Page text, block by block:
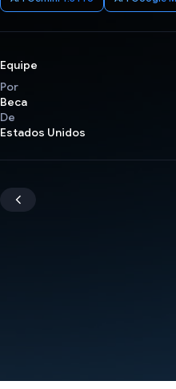
Equipe
Por
Beca
De
Estados Unidos